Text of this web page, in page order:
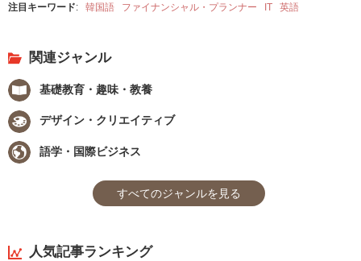
注目キーワード: 韓国語 ファイナンシャル・プランナー IT 英語
関連ジャンル
基礎教育・趣味・教養
デザイン・クリエイティブ
語学・国際ビジネス
すべてのジャンルを見る
人気記事ランキング